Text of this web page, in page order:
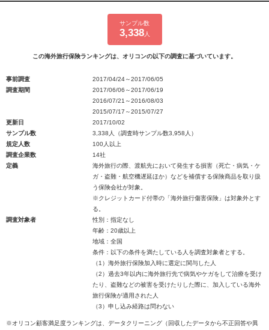
サンプル数
3,338人
この海外旅行保険ランキングは、オリコンの以下の調査に基づいています。
事前調査
2017/04/24～2017/06/05
調査期間
2017/06/06～2017/06/19
2016/07/21～2016/08/03
2015/07/17～2015/07/27
更新日
2017/10/02
サンプル数
3,338人（調査時サンプル数3,958人）
規定人数
100人以上
調査企業数
14社
定義
海外旅行の際、渡航先において発生する損害（死亡・病気・ケ
ガ・盗難・航空機遅延ほか）などを補償する保険商品を取り扱
う保険会社が対象。
※クレジットカード付帯の「海外旅行傷害保険」は対象外とす
る。
調査対象者
性別：指定なし
年齢：20歳以上
地域：全国
条件：以下の条件を満たしている人を調査対象者とする。
（1）海外旅行保険加入時に選定に関与した人
（2）過去3年以内に海外旅行先で病気やケガをして治療を受け
たり、盗難などの被害を受けたりした際に、加入している海外
旅行保険が適用された人
（3）申し込み経路は問わない
※オリコン顧客満足度ランキングは、データクリーニング（回収したデータから不正回答や異